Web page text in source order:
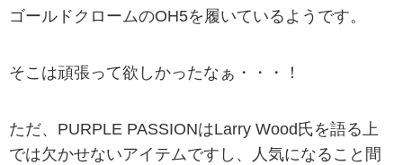
ゴールドクロームのOH5を履いているようです。
そこは頑張って欲しかったなぁ・・・！
ただ、PURPLE PASSIONはLarry Wood氏を語る上
では欠かせないアイテムですし、人気になること間